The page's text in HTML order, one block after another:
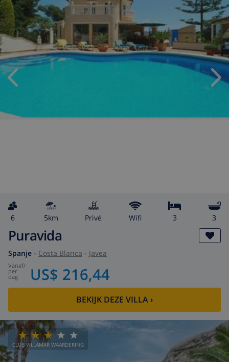
6 5km privé wifi 3 3
Puravida
Spanje - Costa Blanca - Javea
vanaf/
per
dag US$ 216,44
BEKIJK DEZE VILLA ›
CLUB VILLAMAR WAARDERING